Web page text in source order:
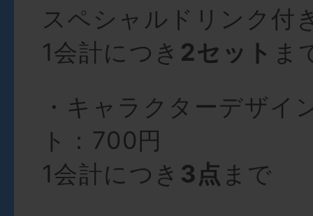
スペシャルドリンク付
1会計につき 2セット ま
・キャラクターデザイ
ト：700円
1会計につき 3点 まで